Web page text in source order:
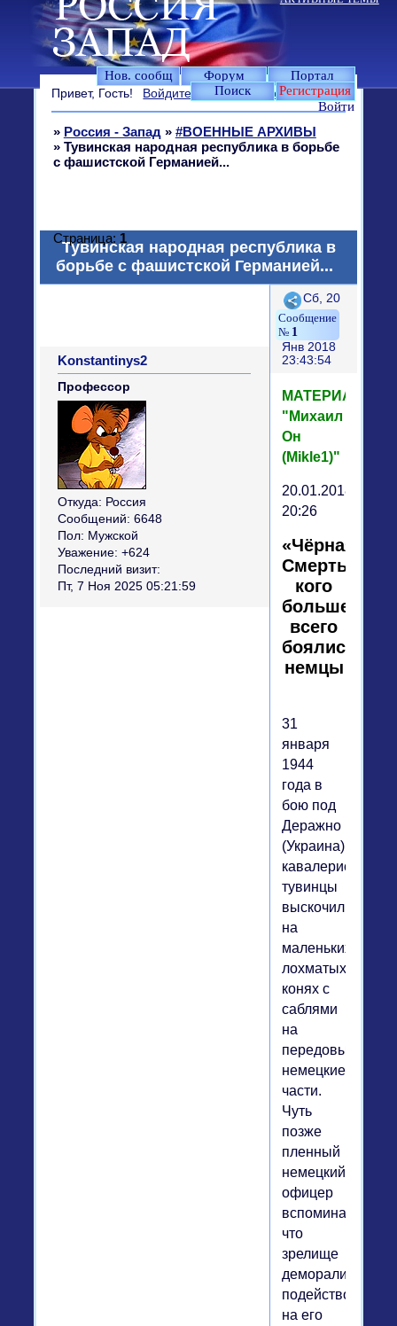
Нов. сообщ Форум
Портал
Поиск
Регистрация
Войти
Привет, Гость! Войдите илизарегистрируйтесь.
» Россия - Запад » #ВОЕННЫЕ АРХИВЫ
» Тувинская народная республика в борьбе
с фашистской Германией...
Тувинская народная республика в
борьбе с фашистской Германией...
Страница: 1
Поделиться
1
Сб, 20
Янв 2018
23:43:54
Konstantinys2
Профессор
Откуда: Россия
Сообщений: 6648
Пол: Мужской
Уважение: +624
Последний визит:
Пт, 7 Ноя 2025 05:21:59
МАТЕРИАЛ
"Михаил
Он
(Mikle1)"
20.01.2018,
20:26
«Чёрная
Смерть»:
кого
больше
всего
боялись
немцы
31
января
1944
года в
бою под
Деражно
(Украина)
кавалеристы-
тувинцы
выскочили
на
маленьких
лохматых
конях с
саблями
на
передовые
немецкие
части.
Чуть
позже
пленный
немецкий
офицер
вспоминал,
что
зрелище
деморализующе
подействовало
на его